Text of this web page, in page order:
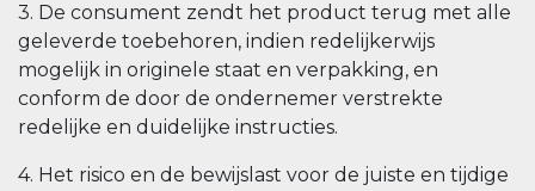
3. De consument zendt het product terug met alle
geleverde toebehoren, indien redelijkerwijs
mogelijk in originele staat en verpakking, en
conform de door de ondernemer verstrekte
redelijke en duidelijke instructies.
4. Het risico en de bewijslast voor de juiste en tijdige